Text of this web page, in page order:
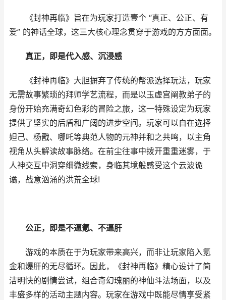
《封神再临》旨在为玩家打造壹个 “真正、公正、有
爱” 的神话全球，这三大核心理念贯穿于游戏的方方面面。
真正，即是代入感、沉浸感
《封神再临》大胆摒弃了传统的帮派选择玩法，玩家
无需故事繁琐的拜师学艺流程，而是以玉虚宫阐教弟子的
身份开始充满奇幻色彩的冒险之旅，这一特殊设定为玩家
提供了坚实的后盾和广阔的进步空间。玩家可以自在选择
妲己、杨戬、哪吒等典范人物的元神并和之共鸣，以主角
视角从头解读故事脉络。在前尘往事中拨开重重迷雾，于
人神交互中洞穿细微线索，身临其境般感受这个云波诡
谲，战意汹涌的洪荒全球!
公正，即是不逼氪、不逼肝
游戏的本质在于为玩家带来高兴，而非让玩家陷入氪
金和爆肝的无尽循环。因此，《封神再临》精心设计了简
洁明快的剧情尝试，组合奇幻瑰丽的神仙斗法场面，以及
丰盛多样的活动主题内容。玩家在游戏中既能尽情享受紧